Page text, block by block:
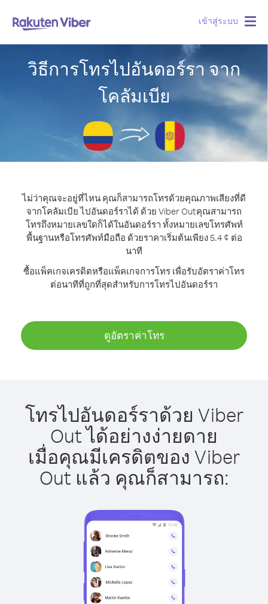
เข้าสู่ระบบ
วิธีการโทรไปอันดอร์รา จาก
โคลัมเบีย
ไม่ว่าคุณจะอยู่ที่ไหน คุณก็สามารถโทรด้วยคุณภาพเสียงที่ดี
จากโคลัมเบีย ไปอันดอร์ราได้ ด้วย Viber Outคุณสามารถ
โทรถึงหมายเลขใดก็ได้ในอันดอร์รา ทั้งหมายเลขโทรศัพท์
พื้นฐานหรือโทรศัพท์มือถือ ด้วยราคาเริ่มต้นเพียง 5.4 ¢ ต่อ
นาที
ซื้อแพ็คเกจเครดิตหรือแพ็คเกจการโทร เพื่อรับอัตราค่าโทร
ต่อนาทีที่ถูกที่สุดสำหรับการโทรไปอันดอร์รา
ดูอัตราค่าโทร
โทรไปอันดอร์ราด้วย Viber
Out ได้อย่างง่ายดาย
เมื่อคุณมีเครดิตของ Viber
Out แล้ว คุณก็สามารถ: